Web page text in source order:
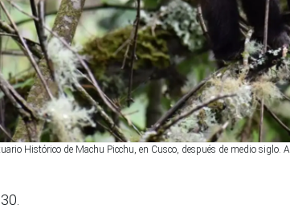
Histórico de Machu Picchu, en Cusco, después de medio siglo.